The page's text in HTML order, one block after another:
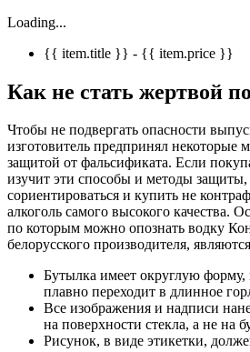
Loading...
{{ item.title }} - {{ item.price }}
Как не стать жертвой
Чтобы не подвергать опасности
изготовитель предпринял некоторые
защитой от фальсификата. Если
изучит эти способы и методы защиты,
сориентироваться и купить не
алкоголь самого высокого качества.
по которым можно опознать водку
белорусского производителя,
Бутылка имеет округлую форму,
плавно переходит в длинное
Все изображения и надписи
на поверхности стекла, а не на
Рисунок, в виде этикетки,